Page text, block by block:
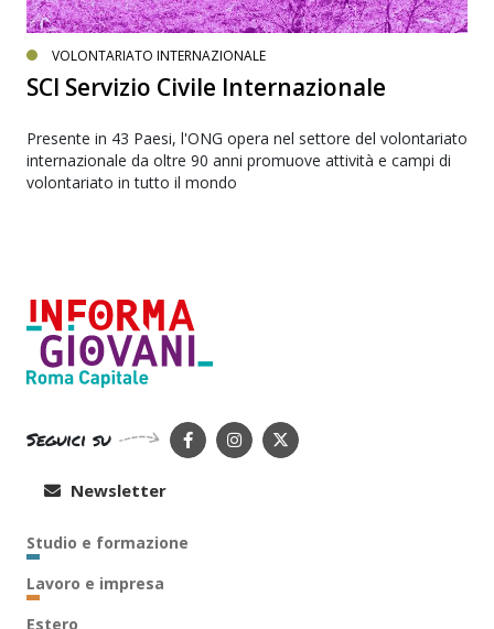
VOLONTARIATO INTERNAZIONALE
SCI Servizio Civile Internazionale
Presente in 43 Paesi, l'ONG opera nel settore del volontariato
internazionale da oltre 90 anni promuove attività e campi di
volontariato in tutto il mondo
Seguici su
Newsletter
Studio e formazione
Lavoro e impresa
Estero